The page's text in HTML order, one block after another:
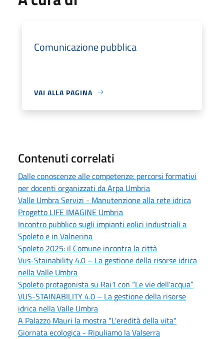
Comunicazione pubblica
VAI ALLA PAGINA
Contenuti correlati
Dalle conoscenze alle competenze: percorsi formativi
per docenti organizzati da Arpa Umbria
Valle Umbra Servizi - Manutenzione alla rete idrica
Progetto LIFE IMAGINE Umbria
Incontro pubblico sugli impianti eolici industriali a
Spoleto e in Valnerina
Spoleto 2025: il Comune incontra la città
Vus-Stainability 4.0 – La gestione della risorse idrica
nella Valle Umbra
Spoleto protagonista su Rai1 con “Le vie dell'acqua”
VUS-STAINABILITY 4.0 – La gestione della risorse
idrica nella Valle Umbra
A Palazzo Mauri la mostra "L'eredità della vita"
Giornata ecologica - Ripuliamo la Valserra